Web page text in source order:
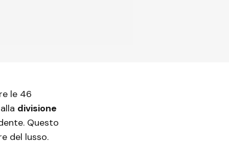
le 46
divisione
Questo
del lusso.